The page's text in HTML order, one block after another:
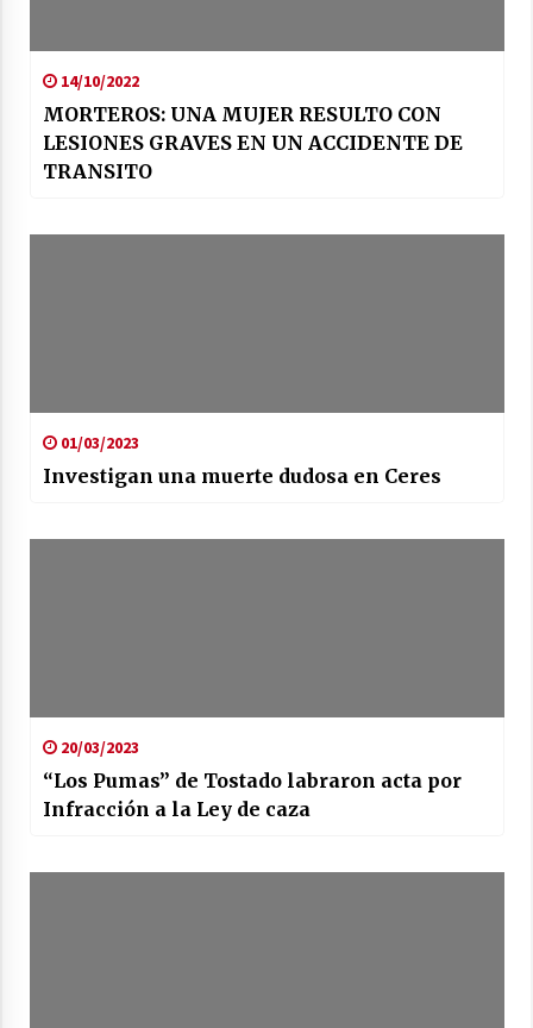
14/10/2022
MORTEROS: UNA MUJER RESULTO CON
LESIONES GRAVES EN UN ACCIDENTE DE
TRANSITO
01/03/2023
Investigan una muerte dudosa en Ceres
20/03/2023
“Los Pumas” de Tostado labraron acta por
Infracción a la Ley de caza